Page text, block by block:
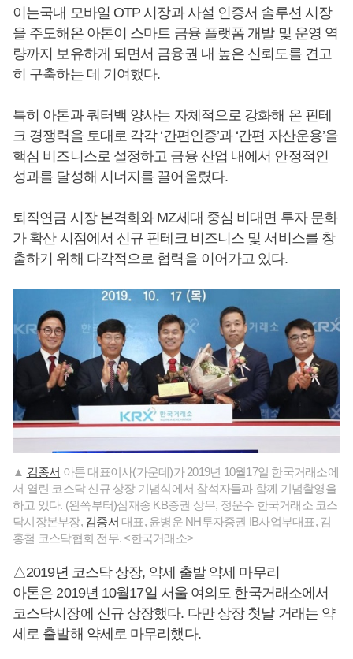
이는국내 모바일 OTP 시장과 사설 인증서 솔루션 시장
을 주도해온 아톤이 스마트 금융 플랫폼 개발 및 운영 역
량까지 보유하게 되면서 금융권 내 높은 신뢰도를 견고
히 구축하는 데 기여했다.
특히 아톤과 쿼터백 양사는 자체적으로 강화해 온 핀테
크 경쟁력을 토대로 각각 ‘간편인증’과 ‘간편 자산운용’을
핵심 비즈니스로 설정하고 금융 산업 내에서 안정적인
성과를 달성해 시너지를 끌어올렸다.
퇴직연금 시장 본격화와 MZ세대 중심 비대면 투자 문화
가 확산 시점에서 신규 핀테크 비즈니스 및 서비스를 창
출하기 위해 다각적으로 협력을 이어가고 있다.
▲ 김종서 아톤 대표이사(가운데)가 2019년 10월17일 한국거래소에
서 열린 코스닥 신규 상장 기념식에서 참석자들과 함께 기념촬영을
하고 있다. (왼쪽부터)심재송 KB증권 상무, 정운수 한국거래소 코스
닥시장본부장, 김종서 대표, 윤병운 NH투자증권 IB사업부대표, 김
홍철 코스닥협회 전무. <한국거래소>
△2019년 코스닥 상장, 약세 출발 약세 마무리
아톤은 2019년 10월17일 서울 여의도 한국거래소에서
코스닥시장에 신규 상장했다. 다만 상장 첫날 거래는 약
세로 출발해 약세로 마무리했다.